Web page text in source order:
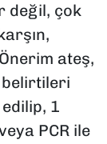
değil, çok
ateş,
belirtileri
1
PCR ile